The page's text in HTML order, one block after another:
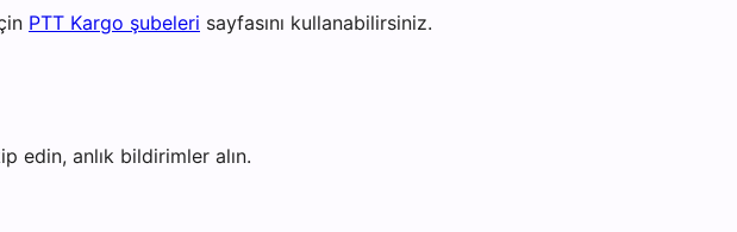
PTT Kargo şubeleri sayfasını kullanabilirsiniz.
edin, anlık bildirimler alın.